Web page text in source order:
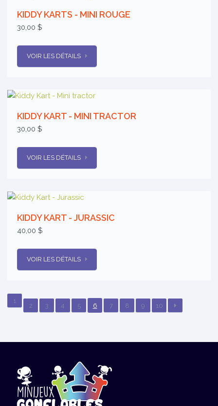
KIDDY KARTS - MINI ROUGE
30,00 $
VOIR LES DÉTAILS
KIDDY KART - MINI TRACTOR
30,00 $
VOIR LES DÉTAILS
KIDDY KART - JURASSIC
40,00 $
VOIR LES DÉTAILS
1
2 3 4 5 6 7 8 9 10